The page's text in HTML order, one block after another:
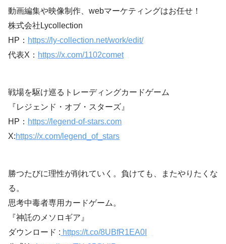
動画編集や映像制作、webマーケティングはお任せ！
株式会社Lycollection
HP： https://ly-collection.net/work/edit/
代表X： https://x.com/1102comet
戦場を駆け巡るトレーディングカードゲーム
『レジェンド・オブ・スターズ』
HP： https://legend-of-stars.com
X:https://x.com/legend_of_stars
勝つたびに理性が削れていく。負けても、またやりたくな
る。
思考中毒者専用カードゲーム。
『神託のメソロギア』
ダウンロード : https://t.co/8UBfR1EA0I